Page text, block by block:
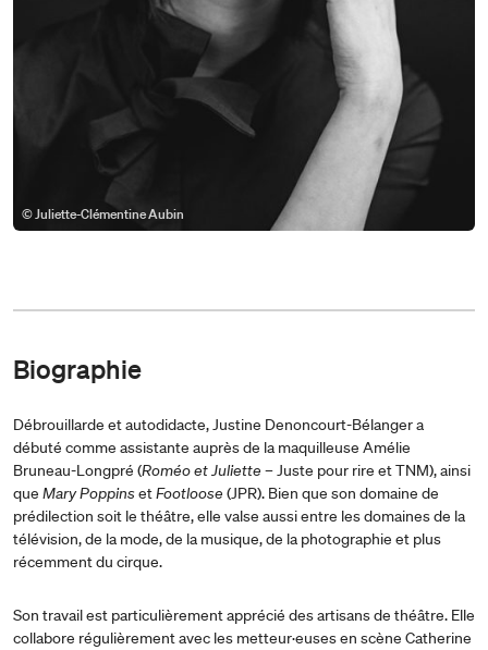
© Juliette-Clémentine Aubin
Biographie
Débrouillarde et autodidacte, Justine Denoncourt-Bélanger a
débuté comme assistante auprès de la maquilleuse Amélie
Bruneau-Longpré (Roméo et Juliette – Juste pour rire et TNM), ainsi
que Mary Poppins etFootloose (JPR). Bien que son domaine de
prédilection soit le théâtre, elle valse aussi entre les domaines de la
télévision, de la mode, de la musique, de la photographie et plus
récemment du cirque.
Son travail est particulièrement apprécié des artisans de théâtre. Elle
collabore régulièrement avec les metteur·euses en scène Catherine